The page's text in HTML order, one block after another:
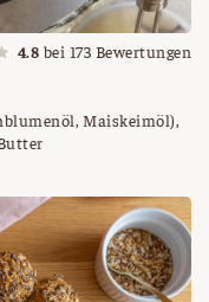
4.8 bei 173 Bewertungen
Maiskeimöl),